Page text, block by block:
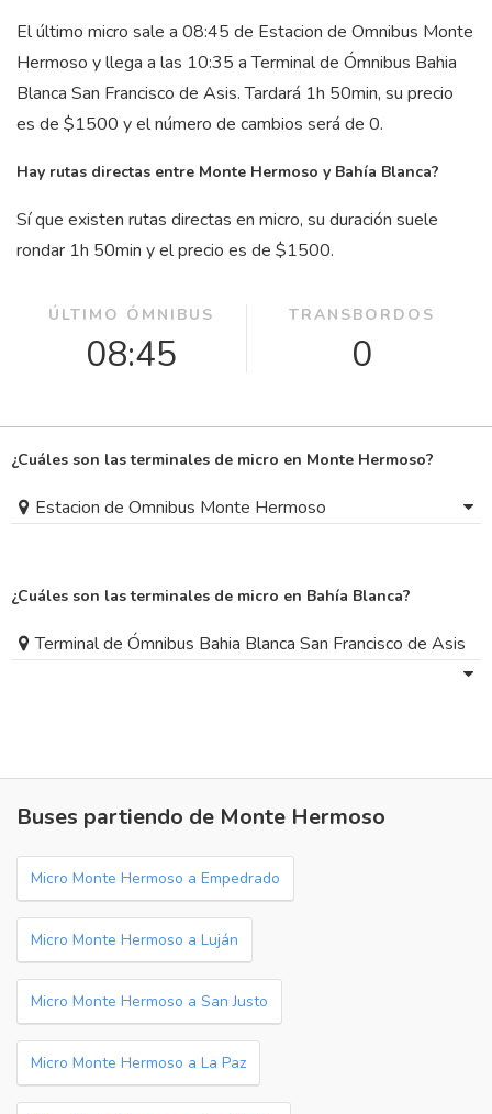
El último micro sale a 08:45 de Estacion de Omnibus Monte
Hermoso y llega a las 10:35 a Terminal de Ómnibus Bahia
Blanca San Francisco de Asis. Tardará 1h 50min, su precio
es de $1500 y el número de cambios será de 0.
Hay rutas directas entre Monte Hermoso y Bahía Blanca?
Sí que existen rutas directas en micro, su duración suele
rondar 1h 50min y el precio es de $1500.
ÚLTIMO ÓMNIBUS
08:45
TRANSBORDOS
0
¿Cuáles son las terminales de micro en Monte Hermoso?
Estacion de Omnibus Monte Hermoso
¿Cuáles son las terminales de micro en Bahía Blanca?
Terminal de Ómnibus Bahia Blanca San Francisco de Asis
Buses partiendo de Monte Hermoso
Micro Monte Hermoso a Empedrado
Micro Monte Hermoso a Luján
Micro Monte Hermoso a San Justo
Micro Monte Hermoso a La Paz